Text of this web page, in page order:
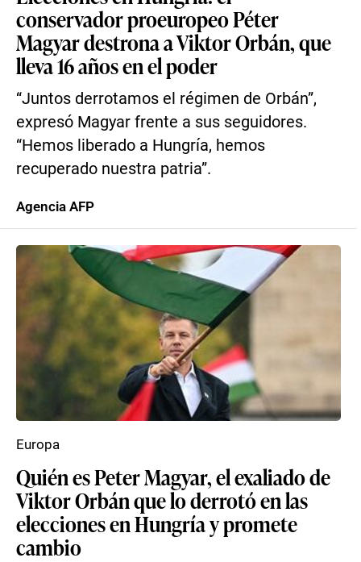
conservador proeuropeo Péter
Magyar destrona a Viktor Orbán, que
lleva 16 años en el poder
“Juntos derrotamos el régimen de Orbán”,
expresó Magyar frente a sus seguidores.
“Hemos liberado a Hungría, hemos
recuperado nuestra patria”.
Agencia AFP
Quién es Peter Magyar, el exaliado de
Viktor Orbán que lo derrotó en las
elecciones en Hungría y promete
cambio
Europa